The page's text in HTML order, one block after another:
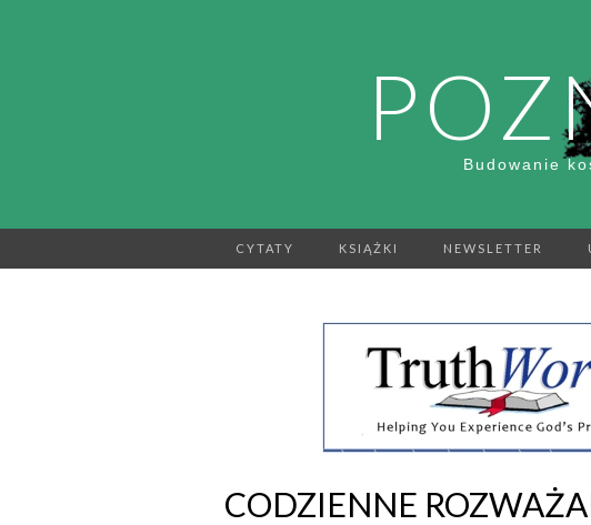
Budowanie
CYTATY KSIĄŻKI NEWSLETTER
CODZIENNE